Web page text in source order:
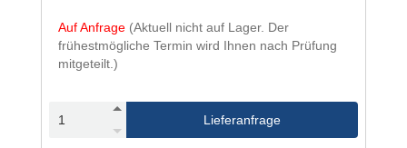
Auf Anfrage (Aktuell nicht auf Lager. Der
frühestmögliche Termin wird Ihnen nach Prüfung
mitgeteilt.)
Lieferanfrage